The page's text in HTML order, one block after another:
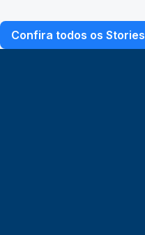
Confira todos os Stories